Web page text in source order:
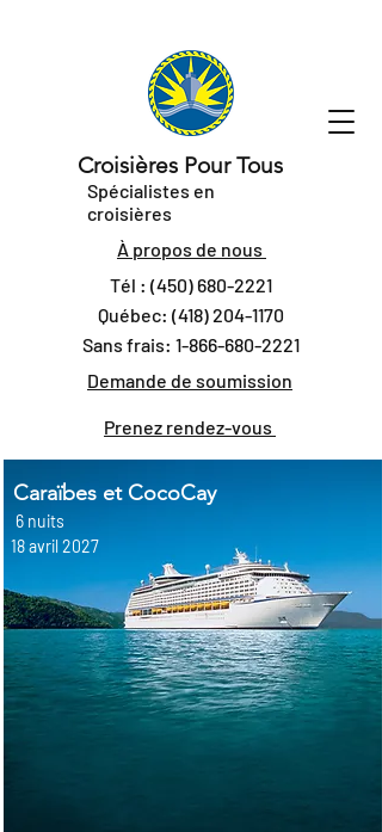
Croisières Pour Tous
Spécialistes en
croisières
À propos de nous
Tél : (450) 680-2221
Québec: (418) 204-1170
Sans frais: 1-866-680-2221
Demande de soumission
Prenez rendez-vous
Caraïbes et CocoCay
6 nuits
18 avril 2027